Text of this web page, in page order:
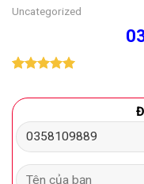
Uncategorized
đánh giá